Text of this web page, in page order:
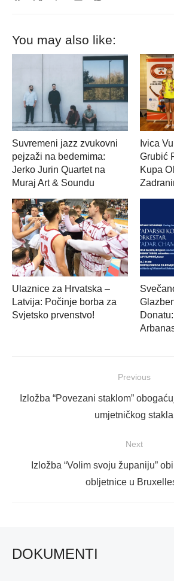
You may also like:
Suvremeni jazz zvukovni
pejzaži na bedemima:
Jerko Jurin Quartet na
Muraj Art & Soundu
Ivica
Grubić
Kupa
Ulaznice za Hrvatska –
Latvija: Počinje borba za
Svjetsko prvenstvo!
objava
Previous
Previous
Izložba “Povezani staklom”
umjetničkog stakla
Next
NextIzložba “Volim svoju županiju”
obljetnice u
DOKUMENTI